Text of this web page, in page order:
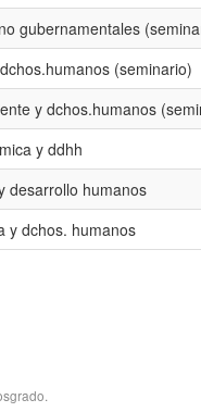
gubernamentales
(seminario)
y dchos.humanos
y ddhh
desarrollo humanos
y dchos. humanos